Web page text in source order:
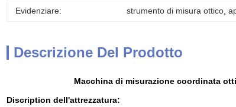
Evidenziare: strumento di misura ottico ,
Descrizione Del Prodotto
Macchina di misurazione coordinata
Discription dell'attrezzatura: